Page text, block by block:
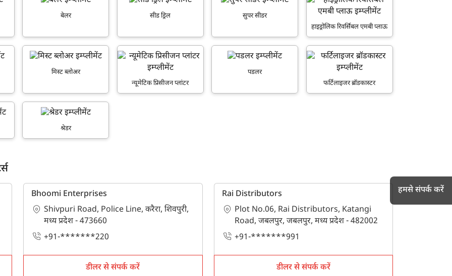
बेलर सीड ड्रिल
सुपर सीडर
हाइड्रोलिक रिवर्सिबल एमबी प्लाऊ
मिस्ट ब्लोअर
न्यूमेटिक प्रिसीजन प्लांटर
पडलर
फर्टिलाइजर ब्रॉडकास्टर
श्रेडर
Bhoomi Enterprises
Shivpuri Road, Police Line, करैरा, शिवपुरी,
मध्य प्रदेश - 473660
+91-*******220
डीलर से संपर्क करें
Rai Distributors
Plot No.06, Rai Distributors, Katangi
Road, जबलपुर, जबलपुर, मध्य प्रदेश - 482002
+91-*******991
डीलर से संपर्क करें
हमसे संपर्क करें
हम आपकी किस प्रकार सहायता कर सकते हैं?
पूछताछ के लिए*
मोबाइल नंबर दर्ज करें *
पिन कोड दर्ज करें*
Also interested in Implement loans
Privacy Policy. I authorize TVS Credit Services to share my Personal Data with
सबमिट